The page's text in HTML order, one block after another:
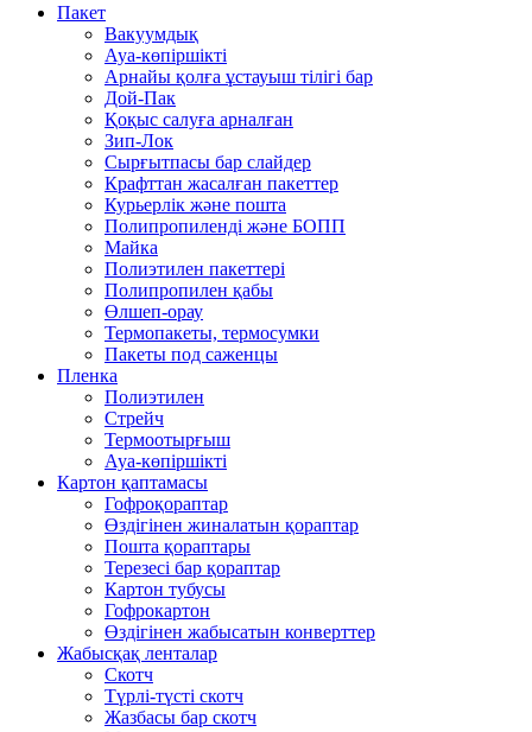
Пакет
Вакуумдық
Ауа-көпіршікті
Арнайы қолға ұстауыш тілігі бар
Дой-Пак
Қоқыс салуға арналған
Зип-Лок
Сырғытпасы бар слайдер
Крафттан жасалған пакеттер
Курьерлік және пошта
Полипропиленді және БОПП
Майка
Полиэтилен пакеттері
Полипропилен қабы
Өлшеп-орау
Термопакеты, термосумки
Пакеты под саженцы
Пленка
Полиэтилен
Стрейч
Термоотырғыш
Ауа-көпіршікті
Картон қаптамасы
Гофроқораптар
Өздігінен жиналатын қораптар
Пошта қораптары
Терезесі бар қораптар
Картон тубусы
Гофрокартон
Өздігінен жабысатын конверттер
Жабысқақ ленталар
Скотч
Түрлі-түсті скотч
Жазбасы бар скотч